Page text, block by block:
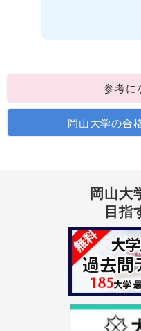
参考に
岡山大学の合
岡山大
目指